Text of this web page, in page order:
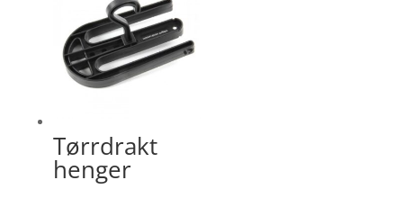
Tørrdrakt
henger